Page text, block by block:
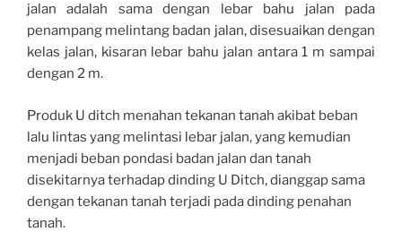
jalan adalah sama dengan lebar bahu jalan pada
penampang melintang badan jalan, disesuaikan dengan
kelas jalan, kisaran lebar bahu jalan antara 1 m sampai
dengan 2 m.
Produk U ditch menahan tekanan tanah akibat beban
lalu lintas yang melintasi lebar jalan, yang kemudian
menjadi beban pondasi badan jalan dan tanah
disekitarnya terhadap dinding U Ditch, dianggap sama
dengan tekanan tanah terjadi pada dinding penahan
tanah.